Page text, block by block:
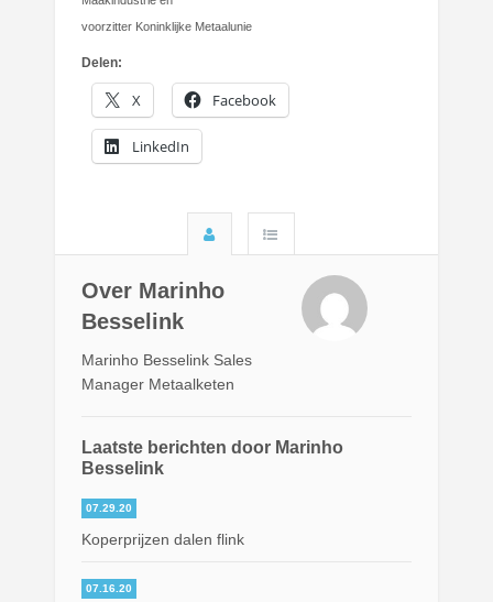
voorzitter Koninklijke Metaalunie
Delen:
X Facebook
LinkedIn
Over Marinho
Besselink
Marinho Besselink Sales
Manager Metaalketen
Laatste berichten door Marinho
Besselink
07.29.20
Koperprijzen dalen flink
07.16.20